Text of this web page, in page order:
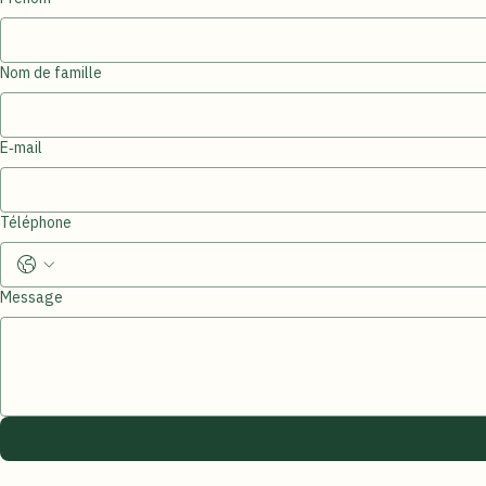
Si vous avez des questions, n'hésitez pas à nous appeler ou à nous laisser un message :
Prénom
Nom de famille
E‑mail
Téléphone
Message